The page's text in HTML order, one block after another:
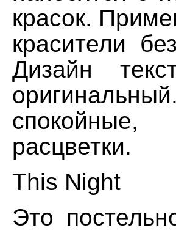
красок.
красители
Дизайн
расцветки.
This Night
Это